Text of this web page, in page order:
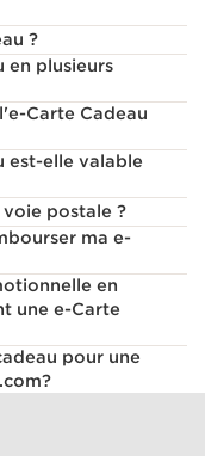
?
en plusieurs
Carte Cadeau
est-elle valable
postale ?
ma e-
en
une e-Carte
pour une